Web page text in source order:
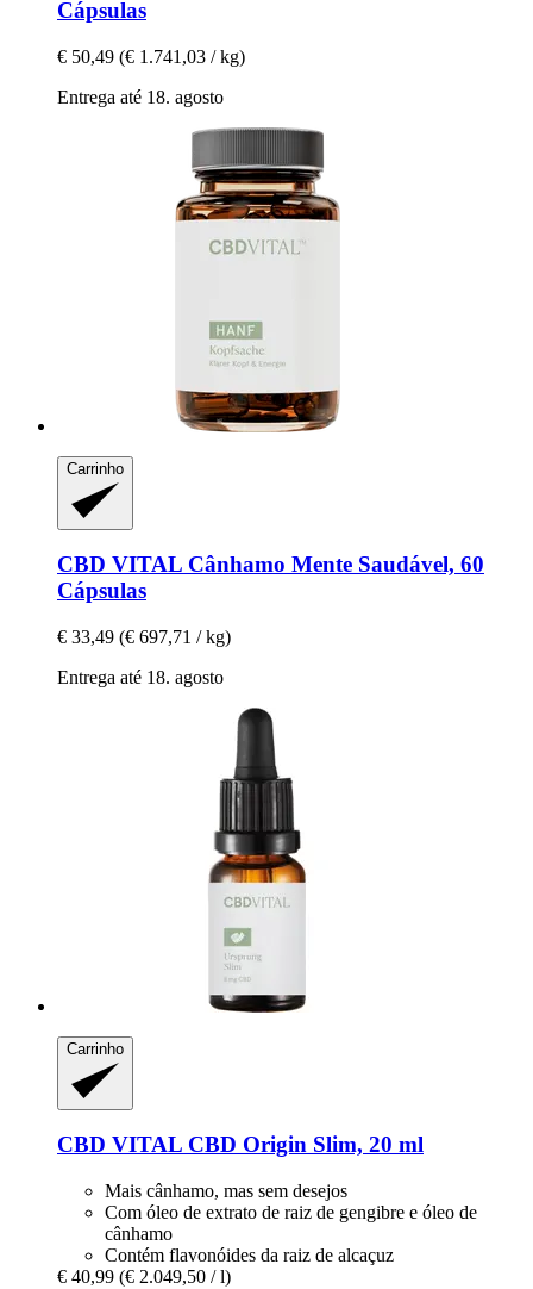
Cápsulas
€ 50,49 (€ 1.741,03 / kg)
Entrega até 18. agosto
Carrinho
CBD VITAL Cânhamo Mente Saudável, 60
Cápsulas
€ 33,49 (€ 697,71 / kg)
Entrega até 18. agosto
Carrinho
CBD VITAL CBD Origin Slim, 20 ml
Mais cânhamo, mas sem desejos
Com óleo de extrato de raiz de gengibre e óleo de
cânhamo
Contém flavonóides da raiz de alcaçuz
€ 40,99 (€ 2.049,50 / l)